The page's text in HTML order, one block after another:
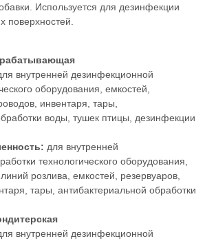
Используется для дезинфекции
поверхностей.
внутренней дезинфекционной
оборудования, емкостей,
инвентаря, тары,
воды, тушек птицы, дезинфекции
для внутренней
технологического оборудования,
розлива, емкостей, резервуаров,
тары, антибактериальной обработки
внутренней дезинфекционной